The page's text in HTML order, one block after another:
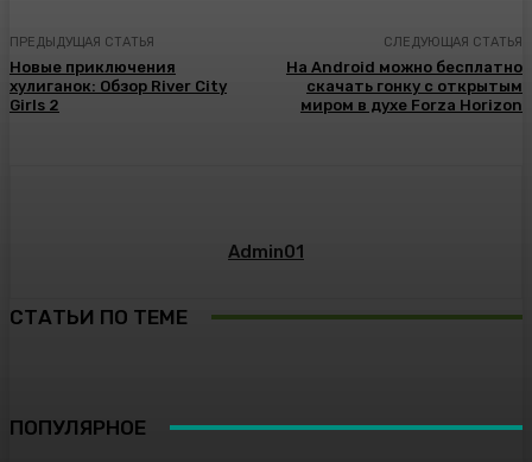
ПРЕДЫДУЩАЯ СТАТЬЯ
Новые приключения
хулиганок: Обзор River City
Girls 2
СЛЕДУЮЩАЯ СТАТЬЯ
На Android можно бесплатно
скачать гонку с открытым
миром в духе Forza Horizon
Admin01
СТАТЬИ ПО ТЕМЕ
ПОПУЛЯРНОЕ